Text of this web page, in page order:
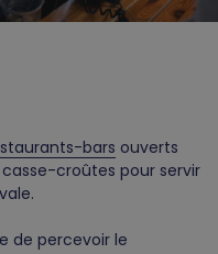
bars ouverts
croûtes pour servir
de percevoir le